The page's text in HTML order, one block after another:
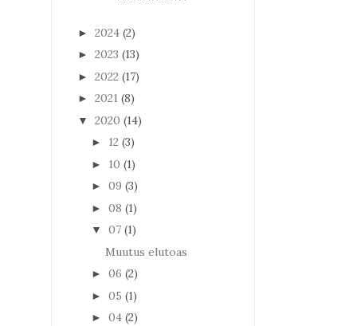
► 2024 (2)
► 2023 (13)
► 2022 (17)
► 2021 (8)
▼ 2020 (14)
► 12 (3)
► 10 (1)
► 09 (3)
► 08 (1)
▼ 07 (1)
Muutus elutoas
► 06 (2)
► 05 (1)
► 04 (2)